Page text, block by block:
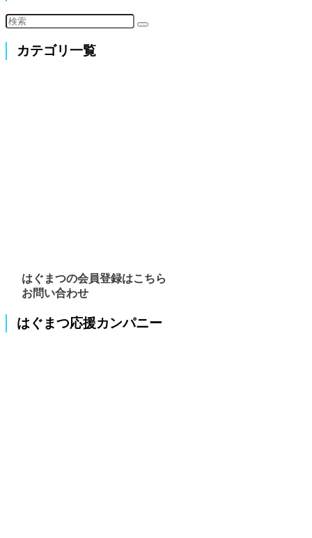
カテゴリ一覧
はぐまつの会員登録はこちら
お問い合わせ
はぐまつ応援カンパニー